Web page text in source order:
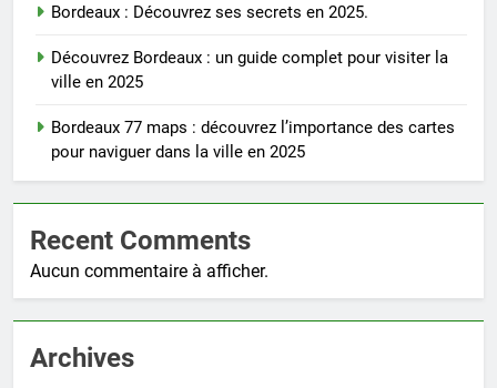
Bordeaux : Découvrez ses secrets en 2025.
Découvrez Bordeaux : un guide complet pour visiter la
ville en 2025
Bordeaux 77 maps : découvrez l’importance des cartes
pour naviguer dans la ville en 2025
Recent Comments
Aucun commentaire à afficher.
Archives